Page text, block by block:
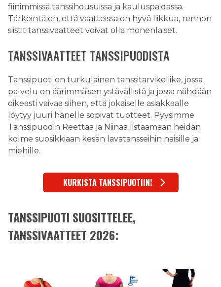
fiinimmissä tanssihousuissa ja kauluspaidassa.
Tärkeintä on, että vaatteissa on hyvä liikkua, rennon
siistit tanssivaatteet voivat olla monenlaiset.
TANSSIVAATTEET TANSSIPUODISTA
Tanssipuoti on turkulainen tanssitarvikeliike, jossa
palvelu on äärimmäisen ystävällistä ja jossa nähdään
oikeasti vaivaa siihen, että jokaiselle asiakkaalle
löytyy juuri hänelle sopivat tuotteet. Pyysimme
Tanssipuodin Reettaa ja Niinaa listaamaan heidän
kolme suosikkiaan kesän lavatansseihin naisille ja
miehille.
KURKISTA TANSSIPUOTIIN!
TANSSIPUOTI SUOSITTELEE,
TANSSIVAATTEET 2026: